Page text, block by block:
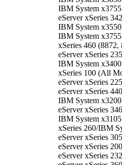
IBM System
eServer xSeries
IBM System
IBM System
xSeries 460
eServer xSeries
IBM System
xSeries 100 (All
eServer xSeries
eServer xSeries
IBM System
eServer xSeries
IBM System
xSeries 260/IBM
eServer xSeries
eServer xSeries
eServer xSeries